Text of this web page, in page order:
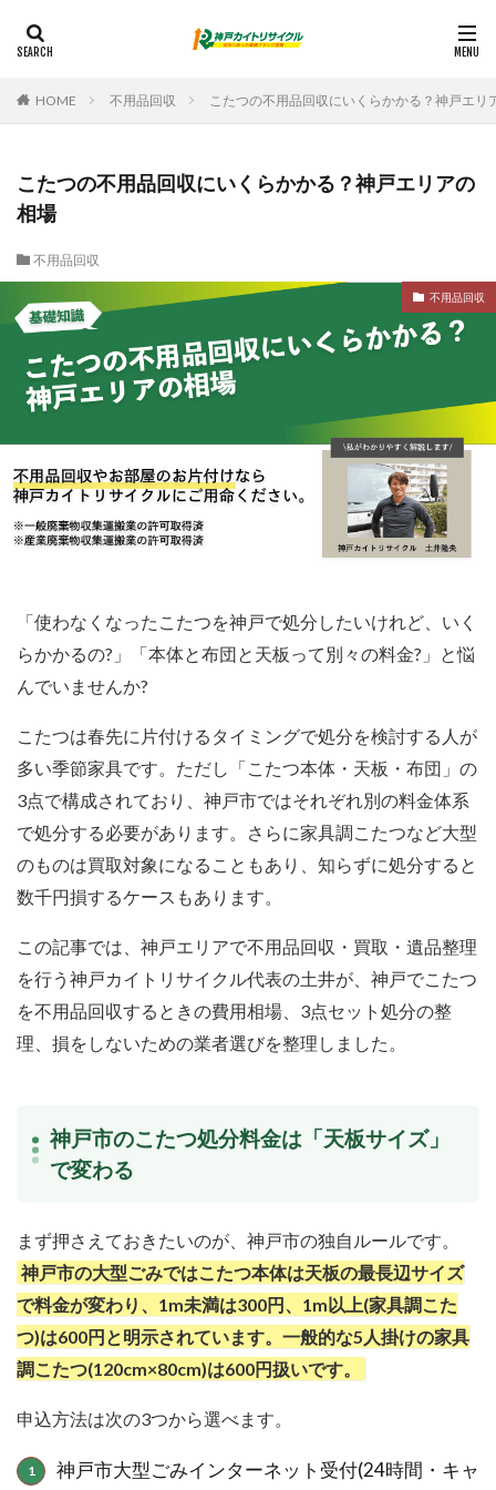
HOME 不用品回収 こたつの不用品回収にいくらかかる？神戸エリ
こたつの不用品回収にいくらかかる？神戸エリアの
相場
不用品回収
不用品回収
「使わなくなったこたつを神戸で処分したいけれど、いく
らかかるの?」「本体と布団と天板って別々の料金?」と悩
んでいませんか?
こたつは春先に片付けるタイミングで処分を検討する人が
多い季節家具です。ただし「こたつ本体・天板・布団」の
3点で構成されており、神戸市ではそれぞれ別の料金体系
で処分する必要があります。さらに家具調こたつなど大型
のものは買取対象になることもあり、知らずに処分すると
数千円損するケースもあります。
この記事では、神戸エリアで不用品回収・買取・遺品整理
を行う神戸カイトリサイクル代表の土井が、神戸でこたつ
を不用品回収するときの費用相場、3点セット処分の整
理、損をしないための業者選びを整理しました。
神戸市のこたつ処分料金は「天板サイズ」
で変わる
まず押さえておきたいのが、神戸市の独自ルールです。
神戸市の大型ごみではこたつ本体は天板の最長辺サイズ
で料金が変わり、1m未満は300円、1m以上(家具調こた
つ)は600円と明示されています。一般的な5人掛けの家具
調こたつ(120cm×80cm)は600円扱いです。
申込方法は次の3つから選べます。
神戸市大型ごみインターネット受付(24時間・キャ